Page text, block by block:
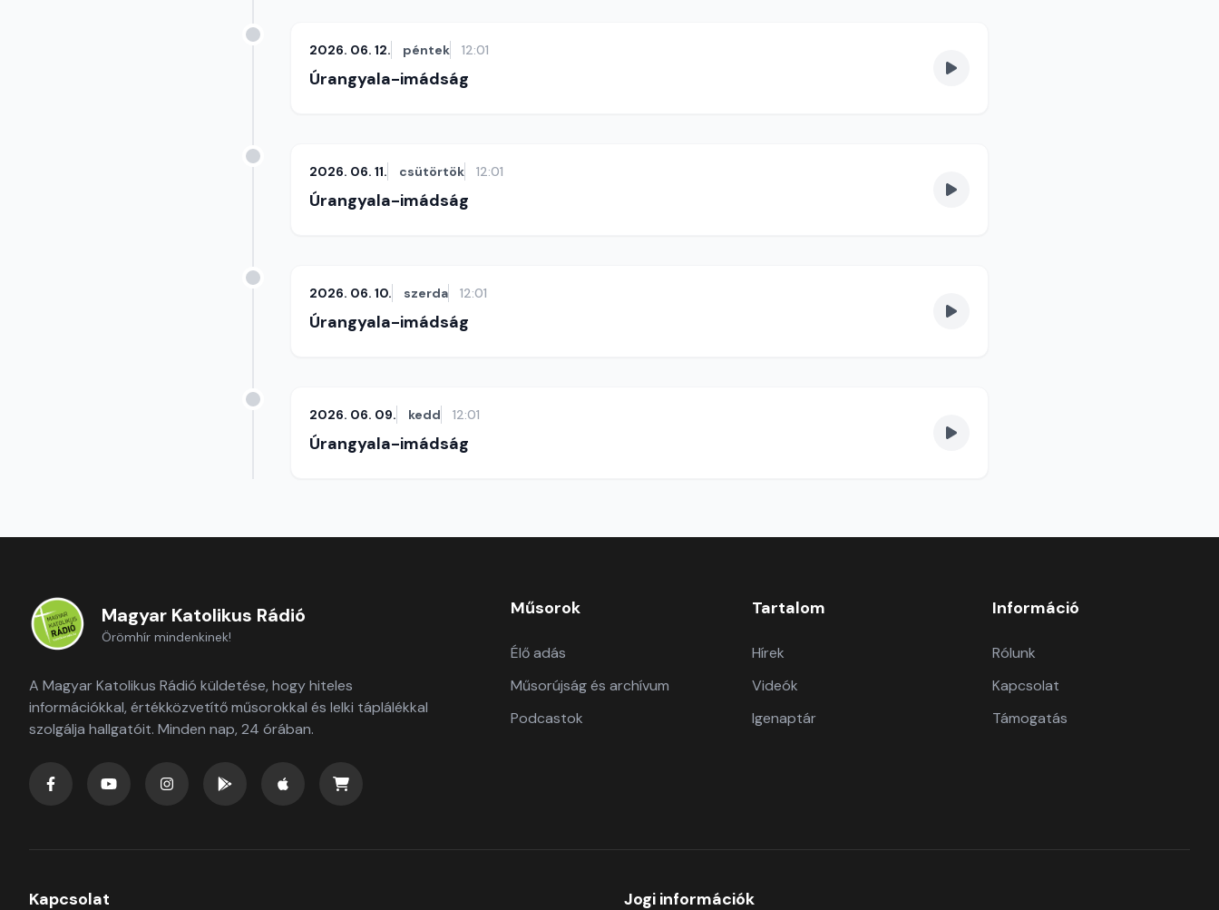
2026. 06. 12. péntek 12:01
Úrangyala-imádság
2026. 06. 11. csütörtök 12:01
Úrangyala-imádság
2026. 06. 10. szerda 12:01
Úrangyala-imádság
2026. 06. 09. kedd 12:01
Úrangyala-imádság
Magyar Katolikus Rádió
Örömhír mindenkinek!
A Magyar Katolikus Rádió küldetése, hogy hiteles
információkkal, értékközvetítő műsorokkal és lelki táplálékkal
szolgálja hallgatóit. Minden nap, 24 órában.
Műsorok
Élő adás
Műsorújság és archívum
Podcastok
Tartalom
Hírek
Videók
Igenaptár
Információ
Rólunk
Kapcsolat
Támogatás
Kapcsolat Jogi információk